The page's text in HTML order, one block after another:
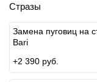
Стразы
Замена пуговиц на
Bari
+2 390 руб.